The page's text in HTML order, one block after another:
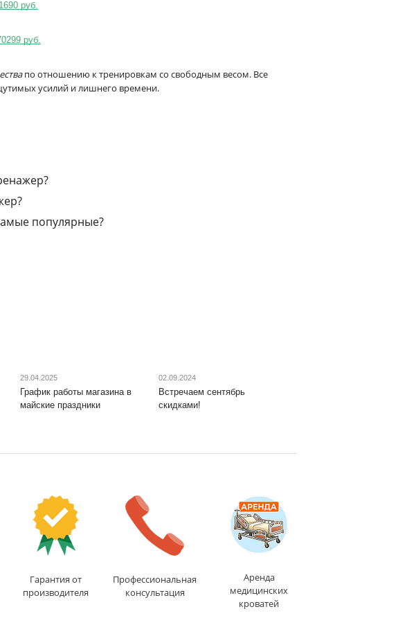
руб.
руб.
по отношению к тренировкам со свободным весом. Все
усилий и лишнего времени.
популярные?
29.04.2025
График работы магазина в
майские праздники
02.09.2024
Встречаем сентябрь
скидками!
Гарантия от
производителя
Профессиональная
консультация
Аренда
медицинских
кроватей